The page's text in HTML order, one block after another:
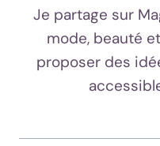
Je partage sur
mode, beauté
proposer des